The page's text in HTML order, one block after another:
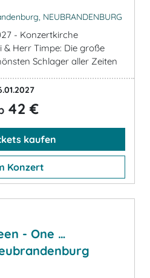
NEUBRANDENBURG
- Konzertkirche
Herr Timpe: Die große
Schlager aller Zeiten
42 €
kaufen
Konzert
- One …